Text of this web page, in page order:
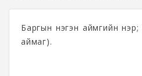
Баргын нэгэн аймгийн нэр;
аймаг).